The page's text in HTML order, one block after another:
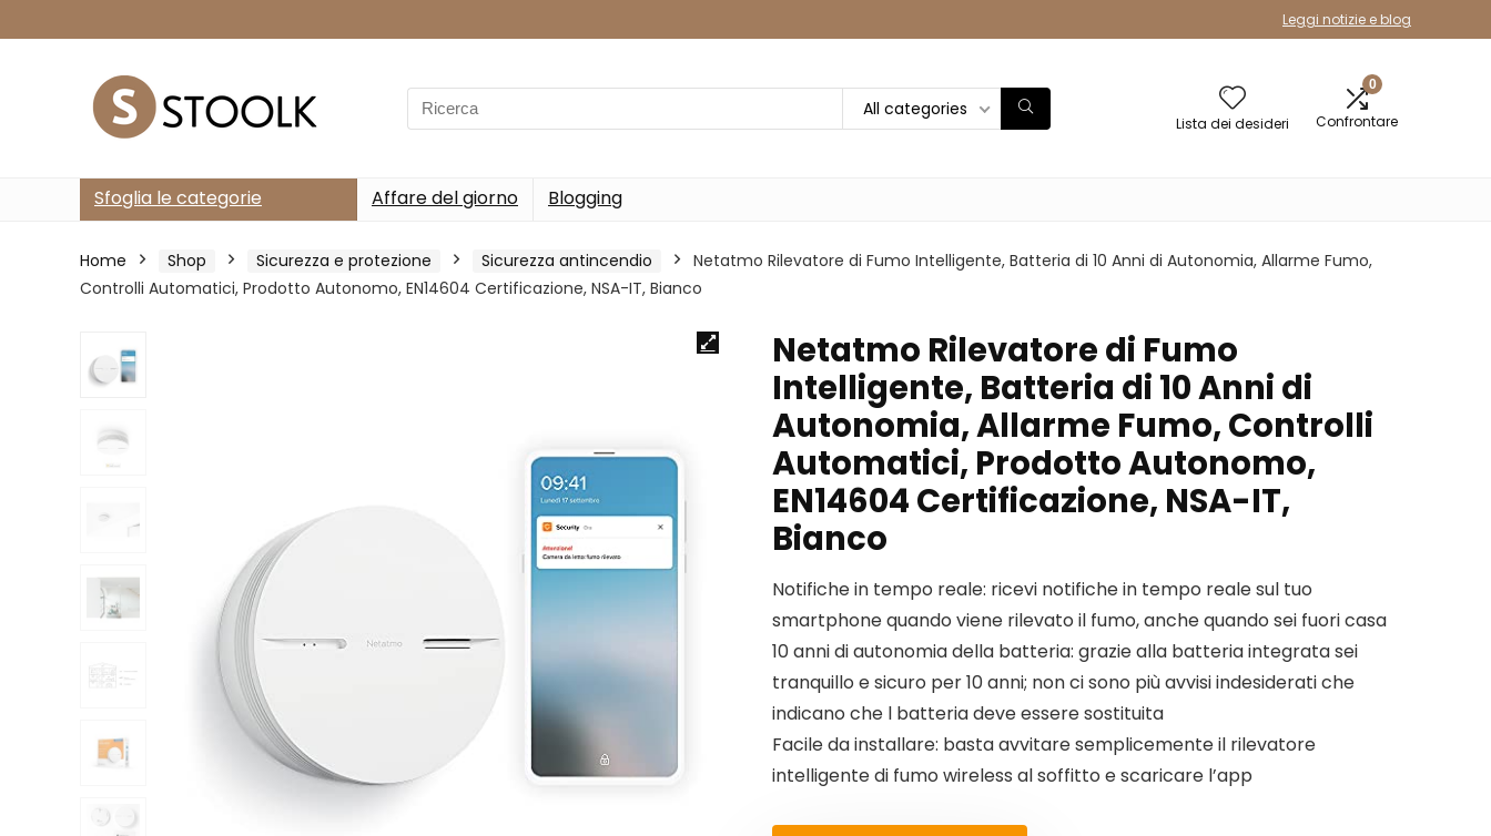
Leggi notizie e blog
Search
for:
All categories
Lista dei desideri
0
Confrontare
Sfoglia le categorie Affare del giorno Blogging
Home Shop Sicurezza e protezione Sicurezza antincendio
Netatmo Rilevatore di Fumo Intelligente, Batteria di 10 Anni di Autonomia, Allarme Fumo,
Controlli Automatici, Prodotto Autonomo, EN14604 Certificazione, NSA-IT, Bianco
Netatmo Rilevatore di Fumo
Intelligente, Batteria di 10 Anni di
Autonomia, Allarme Fumo, Controlli
Automatici, Prodotto Autonomo,
EN14604 Certificazione, NSA-IT,
Bianco
Notifiche in tempo reale: ricevi notifiche in tempo reale sul tuo
smartphone quando viene rilevato il fumo, anche quando sei fuori casa
10 anni di autonomia della batteria: grazie alla batteria integrata sei
tranquillo e sicuro per 10 anni; non ci sono più avvisi indesiderati che
indicano che l batteria deve essere sostituita
Facile da installare: basta avvitare semplicemente il rilevatore
intelligente di fumo wireless al soffitto e scaricare l’app